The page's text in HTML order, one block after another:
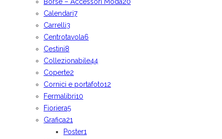
Calendari7
Carrelli3
Centrotavola6
Cestini8
Collezionabile44
Coperte2
Cornici e portafoto12
Fermalibri10
Fioriera5
Grafica21
Poster1